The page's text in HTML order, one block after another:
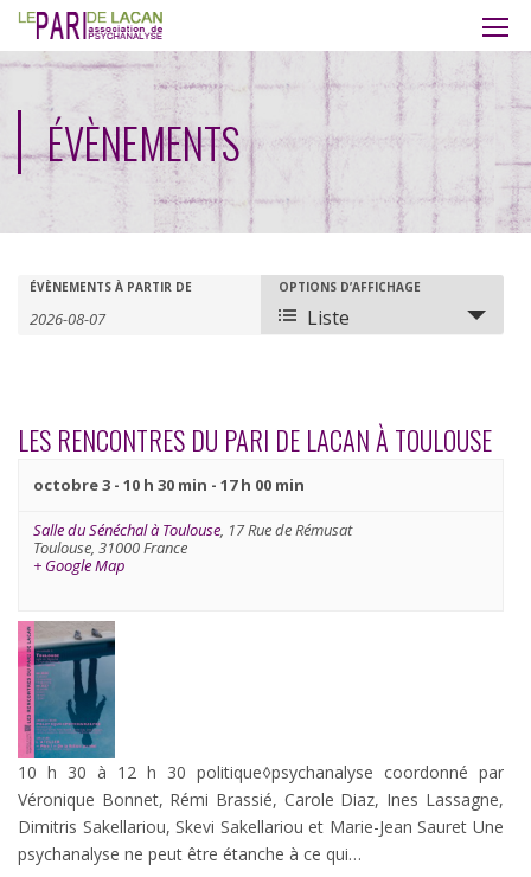
ÉVÈNEMENTS
Recherche
de
Évènements
Rechercher
ÉVÈNEMENTS À PARTIR DE
Navigation
de
évènement
OPTIONS D’AFFICHAGE
Liste
LES RENCONTRES DU PARI DE LACAN À TOULOUSE
octobre 3 - 10 h 30 min - 17 h 00 min
Salle du Sénéchal à Toulouse, 17 Rue de Rémusat
Toulouse, 31000France
+ Google Map
10 h 30 à 12 h 30 politique◊psychanalyse coordonné par
Véronique Bonnet, Rémi Brassié, Carole Diaz, Ines Lassagne,
Dimitris Sakellariou, Skevi Sakellariou et Marie-Jean Sauret Une
psychanalyse ne peut être étanche à ce qui…